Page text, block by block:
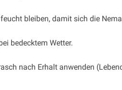
bleiben, damit sich die
bedecktem Wetter.
nach Erhalt anwenden